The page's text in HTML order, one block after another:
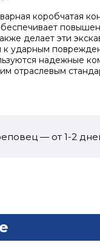
коробчатая
делает эти
к ударным
надежные
отраслевым
— от 1-2